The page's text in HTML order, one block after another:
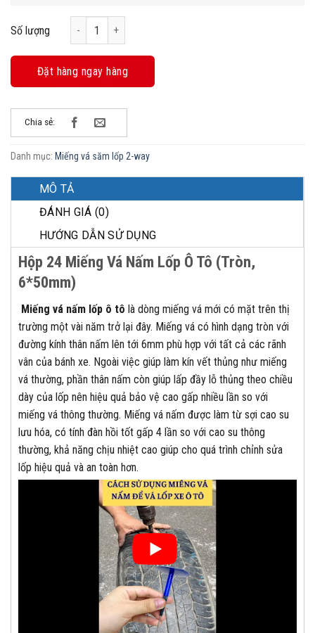
Số lượng Hộp 24 miếng vá nấm dùng cho lốp ô tô (Tròn, 50*6mm)
Đặt hàng ngay hàng
Chia sẻ:
Danh mục: Miếng vá săm lốp 2-way
MÔ TẢ
ĐÁNH GIÁ (0)
HƯỚNG DẪN SỬ DỤNG
Hộp 24 Miếng Vá Nấm Lốp Ô Tô (Tròn,
6*50mm)
Miếng vá nấm lốp ô tô là dòng miếng vá mới có mặt trên thị
trường một vài năm trở lại đây. Miếng vá có hình dạng tròn với
đường kính thân nấm lên tới 6mm phù hợp với tất cả các rãnh
vân của bánh xe. Ngoài việc giúp làm kín vết thủng như miếng
vá thường, phần thân nấm còn giúp lấp đầy lỗ thủng theo chiều
dày của lốp nên hiệu quả bảo vệ cao gấp nhiều lần so với
miếng vá thông thường. Miếng vá nấm được làm từ sợi cao su
lưu hóa, có tính đàn hồi tốt gấp 4 lần so với cao su thông
thường, khả năng chịu nhiệt cao giúp cho quá trình chỉnh sửa
lốp hiệu quả và an toàn hơn.